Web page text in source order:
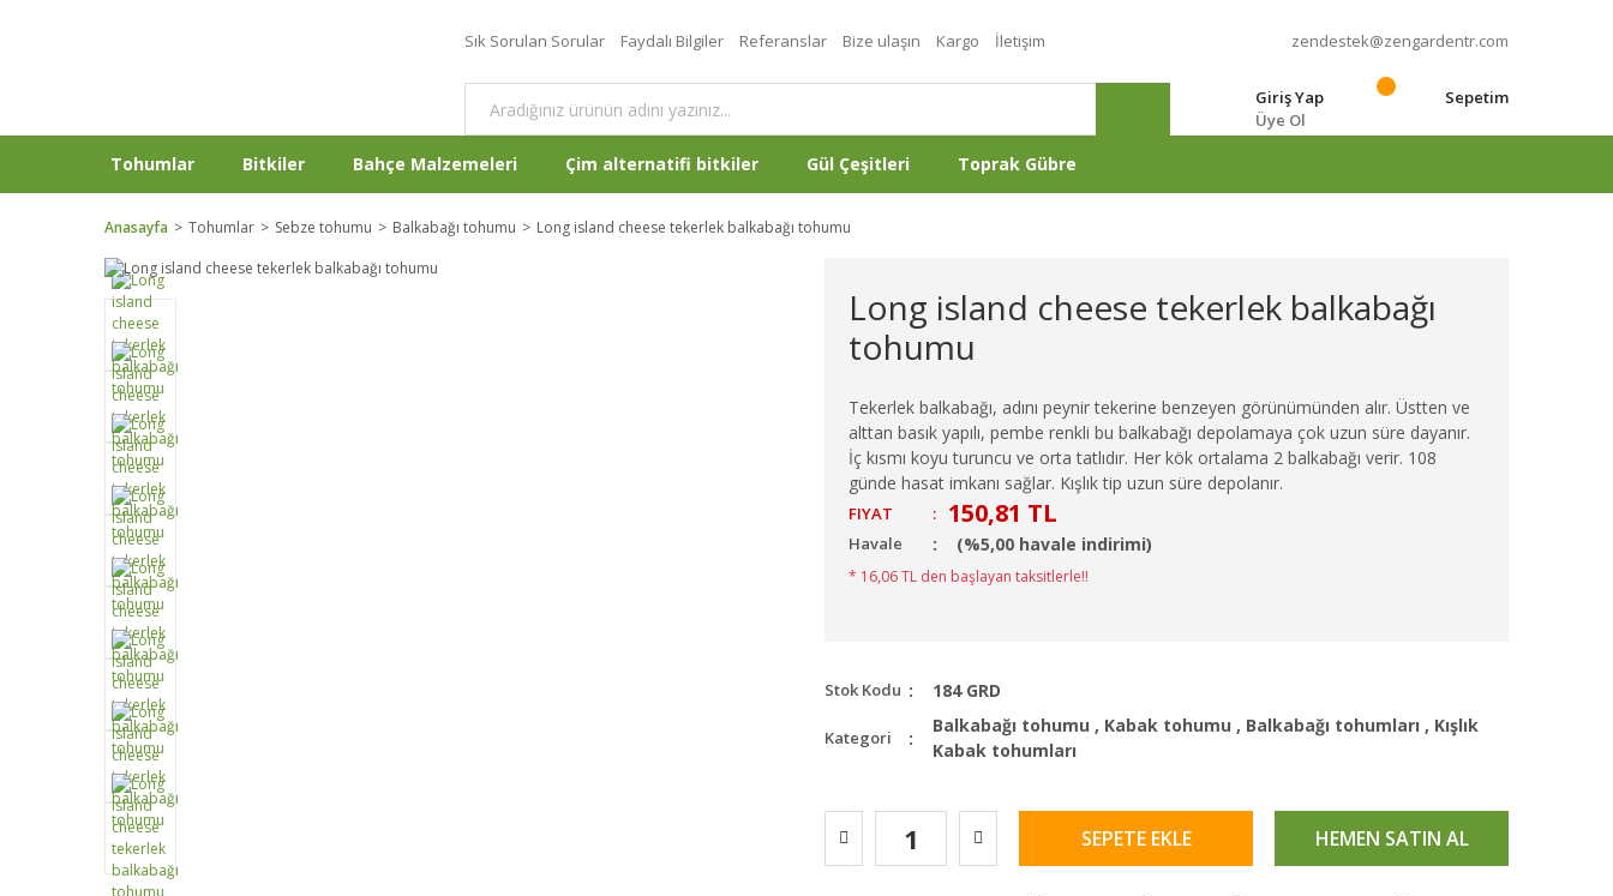
Sık Sorulan Sorular Faydalı Bilgiler Referanslar Bize ulaşın Kargo İletişim zendestek@zengardentr.com
Giriş Yap
Üye Ol
Sepetim
Tohumlar Bitkiler Bahçe Malzemeleri Çim alternatifi bitkiler Gül Çeşitleri Toprak Gübre
Anasayfa Tohumlar Sebze tohumu Balkabağı tohumu Long island cheese tekerlek balkabağı tohumu
Long island cheese tekerlek balkabağı
tohumu
Tekerlek balkabağı, adını peynir tekerine benzeyen görünümünden alır. Üstten ve
alttan basık yapılı, pembe renkli bu balkabağı depolamaya çok uzun süre dayanır.
İç kısmı koyu turuncu ve orta tatlıdır. Her kök ortalama 2 balkabağı verir. 108
günde hasat imkanı sağlar. Kışlık tip uzun süre depolanır.
FIYAT : 150,81 TL
Havale (%5,00 havale indirimi)
* 16,06 TL den başlayan taksitlerle!!
Stok Kodu 184 GRD
Kategori
Balkabağı tohumu , Kabak tohumu , Balkabağı tohumları , Kışlık
Kabak tohumları
SEPETE EKLE HEMEN SATIN AL